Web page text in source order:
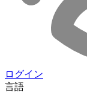
ログイン
言語